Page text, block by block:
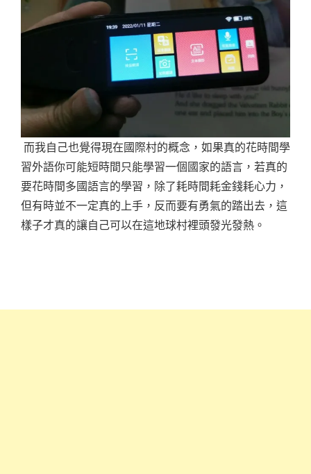
而我自己也覺得現在國際村的概念，如果真的花時間學
習外語你可能短時間只能學習一個國家的語言，若真的
要花時間多國語言的學習，除了耗時間耗金錢耗心力，
但有時並不一定真的上手，反而要有勇氣的踏出去，這
樣子才真的讓自己可以在這地球村裡頭發光發熱。